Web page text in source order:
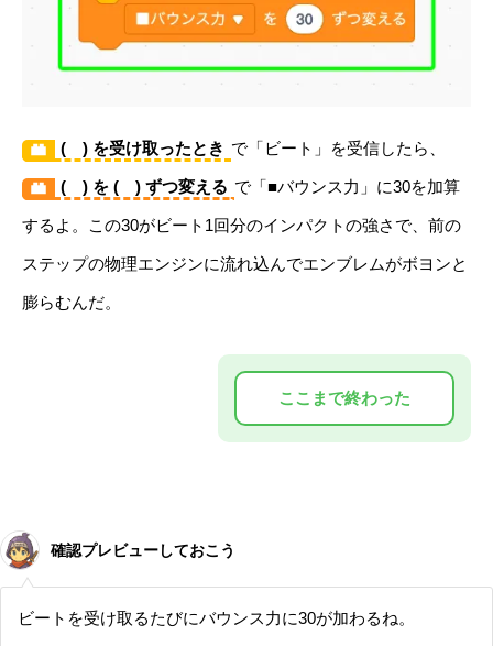
( ) を受け取ったとき で「ビート」を受信したら、
( ) を ( ) ずつ変える で「■バウンス力」に30を加算
するよ。この30がビート1回分のインパクトの強さで、前の
ステップの物理エンジンに流れ込んでエンブレムがボヨンと
膨らむんだ。
確認プレビューしておこう
ビートを受け取るたびにバウンス力に30が加わるね。